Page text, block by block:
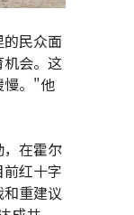
民众面
会。这
慢。"他
在霍尔
红十字
重建议